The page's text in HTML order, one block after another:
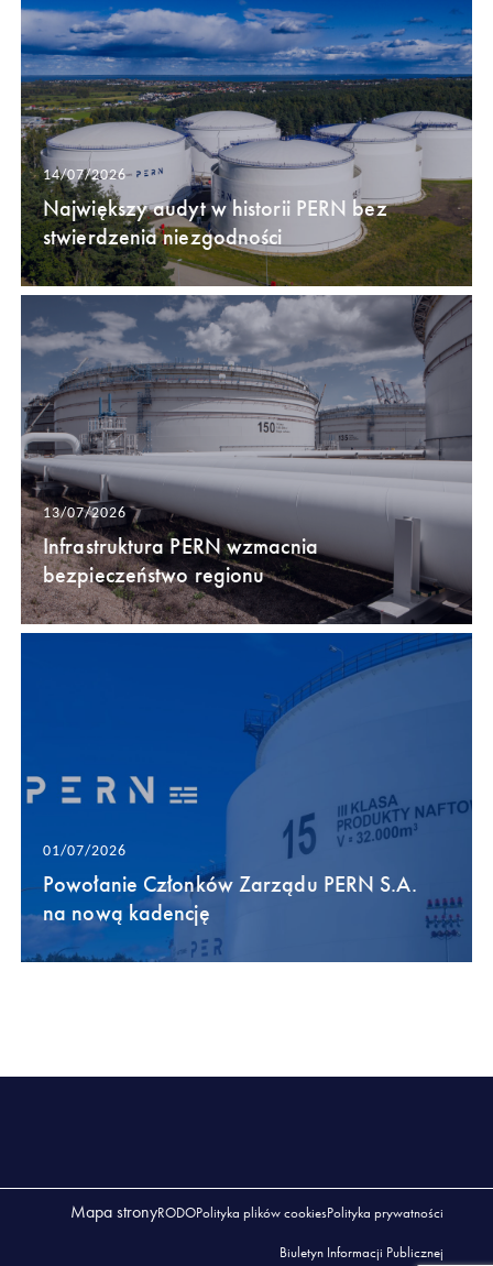
14/07/2026
Największy audyt w historii PERN bez
stwierdzenia niezgodności
13/07/2026
Infrastruktura PERN wzmacnia
bezpieczeństwo regionu
01/07/2026
Powołanie Członków Zarządu PERN S.A.
na nową kadencję
Mapa stronyRODOPolityka plików cookiesPolityka prywatności
Biuletyn Informacji Publicznej